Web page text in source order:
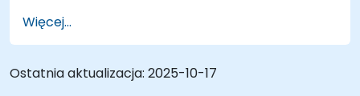
logistyki i energetyki.
Rozróżnić architektury i scenariusze
wdrażania edge computing oraz chmury
obliczeniowej.
Więcej...
Ostatnia aktualizacja: 2025-10-17